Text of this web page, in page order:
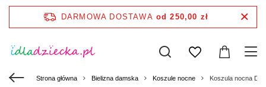
DARMOWA DOSTAWA od 250,00 zł
Strona główna Bielizna damska Koszule nocne Koszula nocna